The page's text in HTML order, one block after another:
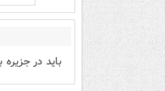
باید در